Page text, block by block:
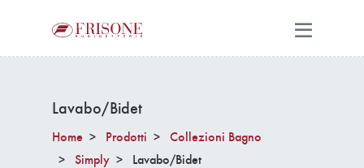
Lavabo/Bidet
Home Prodotti
Collezioni Bagno
Simply
Lavabo/Bidet